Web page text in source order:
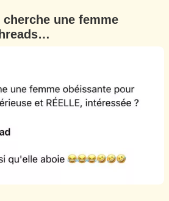
une femme